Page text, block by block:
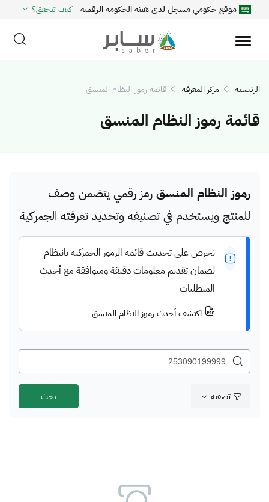
موقع حكومي مسجل لدى هيئة الحكومة الرقمية كيف تتحقق؟
الرئيسية مركز المعرفة قائمة رموز النظام المنسق
قائمة رموز النظام المنسق
رموز النظام المنسق رمز رقمي يتضمن وصف
للمنتج ويستخدم في تصنيفه وتحديد تعرفته الجمركية
نحرص على تحديث قائمة الرموز الجمركية بانتظام
لضمان تقديم معلومات دقيقة ومتوافقة مع أحدث
المتطلبات
اكتشف أحدث رموز النظام المنسق
تصفية